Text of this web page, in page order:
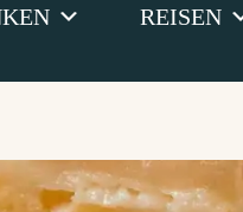
REISEN